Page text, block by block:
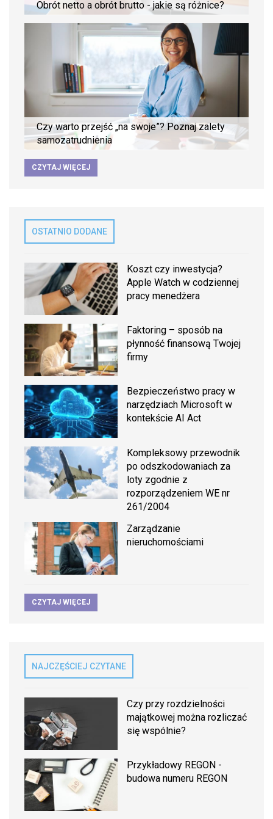
Obrót netto a obrót brutto - jakie są różnice?
Czy warto przejść „na swoje”? Poznaj zalety
samozatrudnienia
CZYTAJ WIĘCEJ
OSTATNIO DODANE
Koszt czy inwestycja?
Apple Watch w codziennej
pracy menedżera
Faktoring – sposób na
płynność finansową Twojej
firmy
Bezpieczeństwo pracy w
narzędziach Microsoft w
kontekście AI Act
Kompleksowy przewodnik
po odszkodowaniach za
loty zgodnie z
rozporządzeniem WE nr
261/2004
Zarządzanie
nieruchomościami
CZYTAJ WIĘCEJ
NAJCZĘŚCIEJ CZYTANE
Czy przy rozdzielności
majątkowej można rozliczać
się wspólnie?
Przykładowy REGON -
budowa numeru REGON